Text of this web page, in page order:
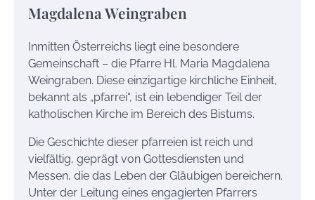
Magdalena Weingraben
Inmitten Österreichs liegt eine besondere
Gemeinschaft – die Pfarre Hl. Maria Magdalena
Weingraben. Diese einzigartige kirchliche Einheit,
bekannt als „pfarrei“, ist ein lebendiger Teil der
katholischen Kirche im Bereich des Bistums.
Die Geschichte dieser pfarreien ist reich und
vielfältig, geprägt von Gottesdiensten und
Messen, die das Leben der Gläubigen bereichern.
Unter der Leitung eines engagierten Pfarrers